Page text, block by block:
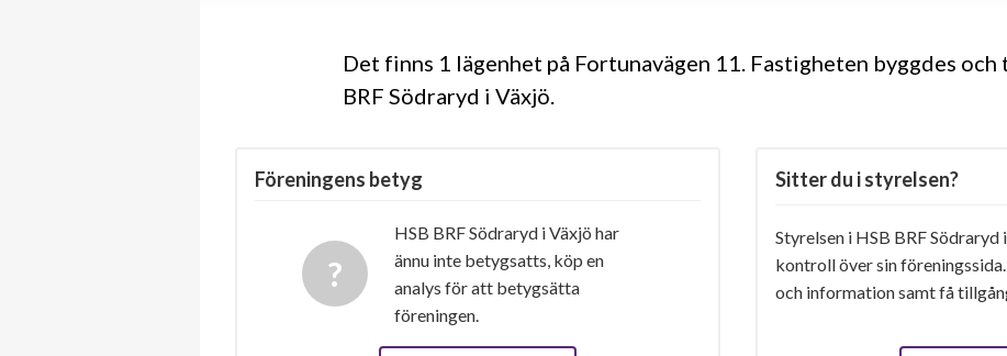
Det finns 1 lägenhet på Fortunavägen 11. Fastigheten byggdes
BRF Södraryd i Växjö.
Föreningens betyg
HSB BRF Södraryd i Växjö har
ännu inte betygsatts, köp en
analys för att betygsätta
föreningen.
Sitter du i styrelsen?
Styrelsen i HSB BRF
kontroll över sin
och information samt få